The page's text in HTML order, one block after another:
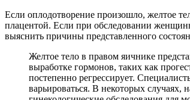
Если оплодотворение произошло, желтое
плацентой. Если при обследовании
выяснить причины представленного
Желтое тело в правом яичнике
выработке гормонов, таких как
постепенно регрессирует.
варьироваться. В некоторых